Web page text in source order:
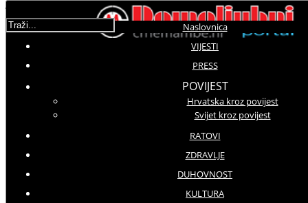
Naslovnica
VIJESTI
PRESS
POVIJEST
Hrvatska kroz povijest
Svijet kroz povijest
RATOVI
ZDRAVLJE
DUHOVNOST
KULTURA
Traži...
Molimo ocijenite